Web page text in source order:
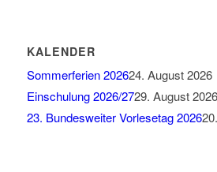
KALENDER
Sommerferien 202624. August 2026
Einschulung 2026/2729. August 2026
23. Bundesweiter Vorlesetag 2026